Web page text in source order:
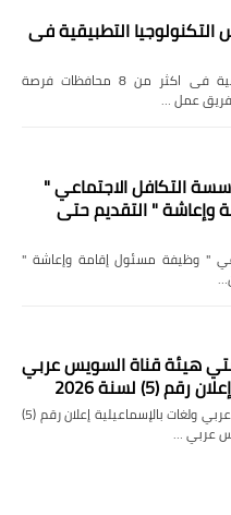
التطبيقية فى
وظائف خالية بمدارس التكنولوجيا التطبيقية فى اكثر من 8 محافظات فرصة
بفريق عمل …
التكافل الاجتماعي "
وإعاشة " التقديم حتى
" وظيفة مسئول إقامة وإعاشة "
هيئة قناة السويس عربي
(5) لسنة 2026
وظائف خالية بمدرستي هيئة قناة السويس عربي ولغات بالإسماعيلية إعلان رقم (5)